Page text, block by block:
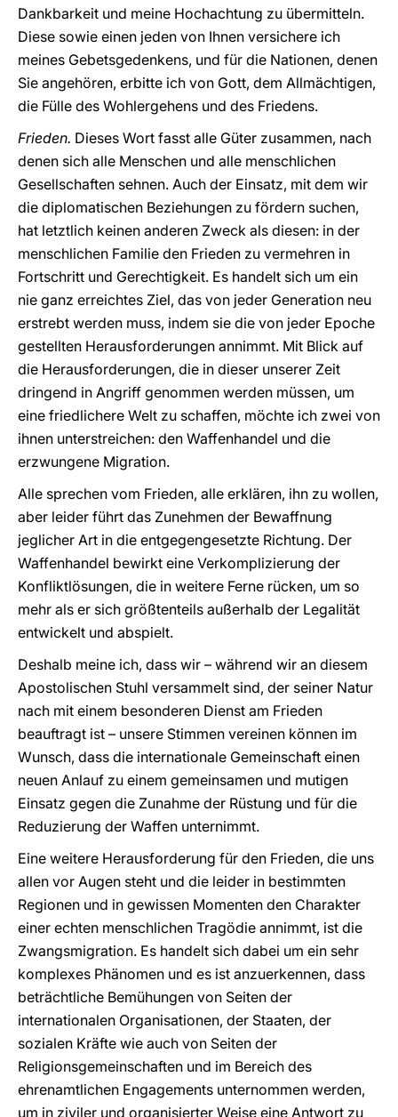
Dankbarkeit und meine Hochachtung zu übermitteln.
Diese sowie einen jeden von Ihnen versichere ich
meines Gebetsgedenkens, und für die Nationen, denen
Sie angehören, erbitte ich von Gott, dem Allmächtigen,
die Fülle des Wohlergehens und des Friedens.
Frieden. Dieses Wort fasst alle Güter zusammen, nach
denen sich alle Menschen und alle menschlichen
Gesellschaften sehnen. Auch der Einsatz, mit dem wir
die diplomatischen Beziehungen zu fördern suchen,
hat letztlich keinen anderen Zweck als diesen: in der
menschlichen Familie den Frieden zu vermehren in
Fortschritt und Gerechtigkeit. Es handelt sich um ein
nie ganz erreichtes Ziel, das von jeder Generation neu
erstrebt werden muss, indem sie die von jeder Epoche
gestellten Herausforderungen annimmt. Mit Blick auf
die Herausforderungen, die in dieser unserer Zeit
dringend in Angriff genommen werden müssen, um
eine friedlichere Welt zu schaffen, möchte ich zwei von
ihnen unterstreichen: den Waffenhandel und die
erzwungene Migration.
Alle sprechen vom Frieden, alle erklären, ihn zu wollen,
aber leider führt das Zunehmen der Bewaffnung
jeglicher Art in die entgegengesetzte Richtung. Der
Waffenhandel bewirkt eine Verkomplizierung der
Konfliktlösungen, die in weitere Ferne rücken, um so
mehr als er sich größtenteils außerhalb der Legalität
entwickelt und abspielt.
Deshalb meine ich, dass wir – während wir an diesem
Apostolischen Stuhl versammelt sind, der seiner Natur
nach mit einem besonderen Dienst am Frieden
beauftragt ist – unsere Stimmen vereinen können im
Wunsch, dass die internationale Gemeinschaft einen
neuen Anlauf zu einem gemeinsamen und mutigen
Einsatz gegen die Zunahme der Rüstung und für die
Reduzierung der Waffen unternimmt.
Eine weitere Herausforderung für den Frieden, die uns
allen vor Augen steht und die leider in bestimmten
Regionen und in gewissen Momenten den Charakter
einer echten menschlichen Tragödie annimmt, ist die
Zwangsmigration. Es handelt sich dabei um ein sehr
komplexes Phänomen und es ist anzuerkennen, dass
beträchtliche Bemühungen von Seiten der
internationalen Organisationen, der Staaten, der
sozialen Kräfte wie auch von Seiten der
Religionsgemeinschaften und im Bereich des
ehrenamtlichen Engagements unternommen werden,
um in ziviler und organisierter Weise eine Antwort zu